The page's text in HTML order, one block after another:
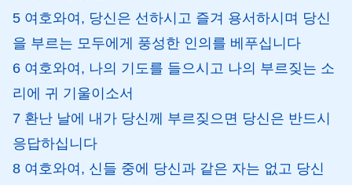
5 여호와여, 당신은 선하시고 즐겨 용서하시며 당신
을 부르는 모두에게 풍성한 인의를 베푸십니다
6 여호와여, 나의 기도를 들으시고 나의 부르짖는 소
리에 귀 기울이소서
7 환난 날에 내가 당신께 부르짖으면 당신은 반드시
응답하십니다
8 여호와여, 신들 중에 당신과 같은 자는 없고 당신